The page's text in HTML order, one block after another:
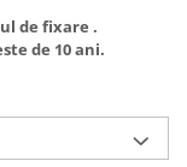
de fixare .
de 10 ani.